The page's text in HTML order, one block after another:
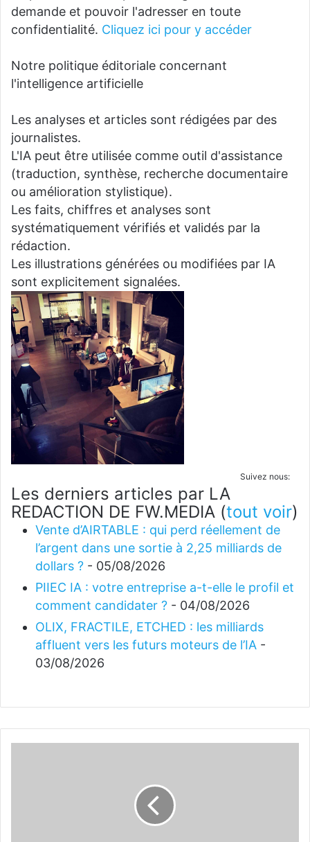
demande et pouvoir l'adresser en toute
confidentialité. Cliquez ici pour y accéder
Notre politique éditoriale concernant
l'intelligence artificielle
Les analyses et articles sont rédigées par des
journalistes.
L'IA peut être utilisée comme outil d'assistance
(traduction, synthèse, recherche documentaire
ou amélioration stylistique).
Les faits, chiffres et analyses sont
systématiquement vérifiés et validés par la
rédaction.
Les illustrations générées ou modifiées par IA
sont explicitement signalées.
Suivez nous:
Les derniers articles par LA
REDACTION DE FW.MEDIA (tout voir)
Vente d’AIRTABLE : qui perd réellement de
l’argent dans une sortie à 2,25 milliards de
dollars ? - 05/08/2026
PIIEC IA : votre entreprise a-t-elle le profil et
comment candidater ? - 04/08/2026
OLIX, FRACTILE, ETCHED : les milliards
affluent vers les futurs moteurs de l’IA -
03/08/2026